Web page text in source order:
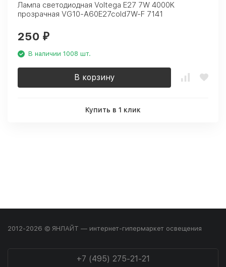
Лампа светодиодная Voltega E27 7W 4000K
прозрачная VG10-A60E27cold7W-F 7141
250 ₽
В наличии 1008 шт.
В корзину
Купить в 1 клик
2012-2026 © ЯНЛАЙТ — интернет-гипермаркет освещения
+7 (495) 275-21-21